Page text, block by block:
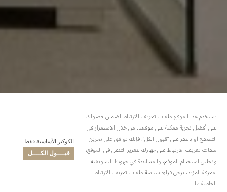
يستخدم هذا الموقع ملفات تعريف الارتباط لضمان حصولك
على أفضل تجربة ممكنة على موقعنا. من خلال الاستمرار في
التصفح أو بالنقر على “قبول الكل”، فإنك توافق على تخزين
ملفات تعريف الارتباط على جهازك لتعزيز التنقل في الموقع،
وتحليل استخدام الموقع، والمساعدة في جهودنا التسويقية.
لمعرفة المزيد، يرجى قراءة سياسة ملفات تعريف الارتباط
الخاصة بنا.
الكوكيز الأساسية فقط
قبــــول الكــــل